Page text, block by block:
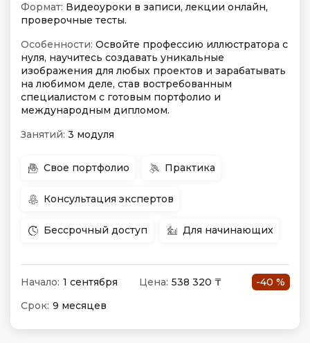
Формат: Видеоуроки в записи, лекции онлайн,
проверочные тесты.
Особенности: Освойте профессию иллюстратора с
нуля, научитесь создавать уникальные
изображения для любых проектов и зарабатывать
на любимом деле, став востребованным
специалистом с готовым портфолио и
международным дипломом.
Занятий: 3 модуля
Свое портфолио Практика
Консультация экспертов
Бессрочный доступ Для начинающих
Начало: 1 сентября Цена: 538 320 ₸
-40 %
Срок: 9 месяцев